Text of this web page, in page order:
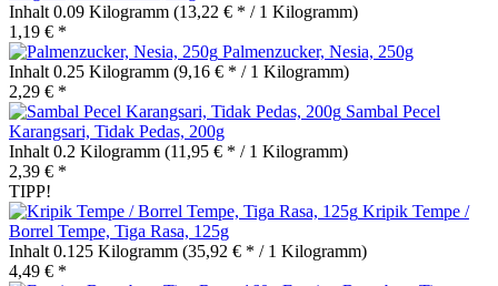
Inhalt 0.09 Kilogramm (13,22 € * / 1 Kilogramm)
1,19 € *
Palmenzucker, Nesia, 250g
Inhalt 0.25 Kilogramm (9,16 € * / 1 Kilogramm)
2,29 € *
Sambal Pecel
Karangsari, Tidak Pedas, 200g
Inhalt 0.2 Kilogramm (11,95 € * / 1 Kilogramm)
2,39 € *
TIPP!
Kripik Tempe /
Borrel Tempe, Tiga Rasa, 125g
Inhalt 0.125 Kilogramm (35,92 € * / 1 Kilogramm)
4,49 € *